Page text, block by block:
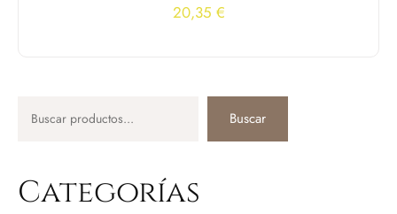
20,35 €
Buscar
Categorías